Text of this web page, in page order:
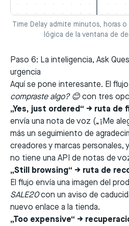
Time Delay admite minutos, horas o
lógica de la ventana de
Paso 6: La inteligencia, Ask
urgencia
Aquí se pone interesante. El
compraste algo? 😊 con tres
„Yes, just ordered“ → ruta de
envía una nota de voz („¡Me
más un seguimiento de
creadores y marcas personales,
no tiene una API de notas de
„Still browsing“ → ruta de
El flujo envía una imagen del
SALE20con un aviso de
nuevo enlace a la tienda.
„Too expensive“ →